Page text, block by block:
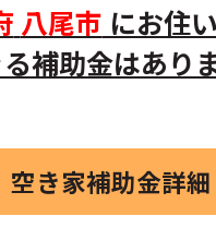
八尾市 にお住
補助金はあり
空き家補助金詳細